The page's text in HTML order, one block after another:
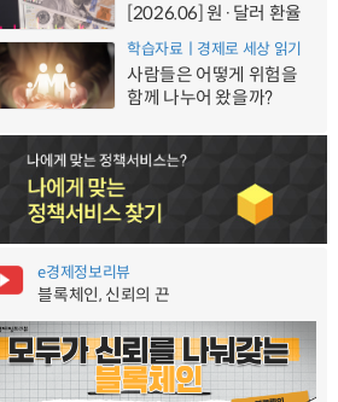
[2026.06] 원·달러 환율
학습자료ㅣ경제로 세상 읽기
사람들은 어떻게 위험을
함께 나누어 왔을까?
e경제정보리뷰
블록체인, 신뢰의 끈